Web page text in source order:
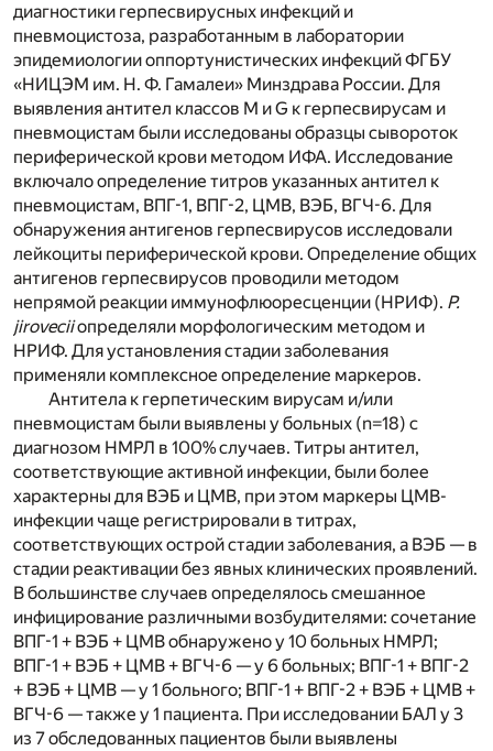
диагностики герпесвирусных инфекций и
пневмоцистоза, разработанным в лаборатории
эпидемиологии оппортунистических инфекций ФГБУ
«НИЦЭМ им. Н. Ф. Гамалеи» Минздрава России. Для
выявления антител классов М и G к герпесвирусам и
пневмоцистам были исследованы образцы сывороток
периферической крови методом ИФА. Исследование
включало определение титров указанных антител к
пневмоцистам, ВПГ-1, ВПГ-2, ЦМВ, ВЭБ, ВГЧ-6. Для
обнаружения антигенов герпесвирусов исследовали
лейкоциты периферической крови. Определение общих
антигенов герпесвирусов проводили методом
непрямой реакции иммунофлюоресценции (НРИФ). P.
jiroveciiопределяли морфологическим методом и
НРИФ. Для установления стадии заболевания
применяли комплексное определение маркеров.
Антитела к герпетическим вирусам и/или
пневмоцистам были выявлены у больных (n=18) с
диагнозом НМРЛ в 100% случаев. Титры антител,
соответствующие активной инфекции, были более
характерны для ВЭБ и ЦМВ, при этом маркеры ЦМВ-
инфекции чаще регистрировали в титрах,
соответствующих острой стадии заболевания, а ВЭБ — в
стадии реактивации без явных клинических проявлений.
В большинстве случаев определялось смешанное
инфицирование различными возбудителями: сочетание
ВПГ-1 + ВЭБ + ЦМВ обнаружено у 10 больных НМРЛ;
ВПГ-1 + ВЭБ + ЦМВ + ВГЧ-6 — у 6 больных; ВПГ-1 + ВПГ-2
+ ВЭБ + ЦМВ — у 1 больного; ВПГ-1 + ВПГ-2 + ВЭБ + ЦМВ +
ВГЧ-6 — также у 1 пациента. При исследовании БАЛ у 3
из 7 обследованных пациентов были выявлены